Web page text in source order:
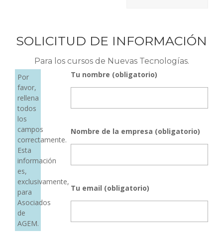
SOLICITUD DE INFORMACIÓN
Para los cursos de Nuevas Tecnologías.
Por
favor,
rellena
todos
los
campos
correctamente.
Esta
información
es,
exclusivamente,
para
Asociados
de
AGEM.
Tu nombre (obligatorio)
Nombre de la empresa (obligatorio)
Tu email (obligatorio)